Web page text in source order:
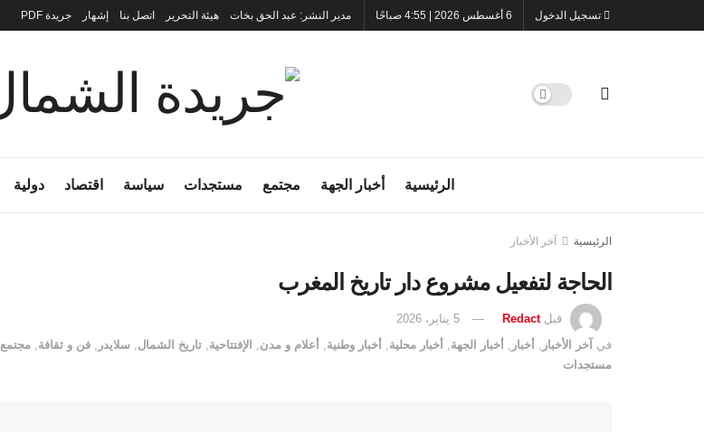
تسجيل الدخول 6 أغسطس 2026 | 4:55 صباحًا مدير النشر: عبد الحق بخات هيئة التحرير اتصل بنا إشهار جريدة PDF
الرئيسية أخبار الجهة مجتمع مستجدات سياسة اقتصاد دولية
الرئيسية آخر الأخبار
الحاجة لتفعيل مشروع دار تاريخ المغرب
قبل Redact
5 يناير، 2026
في آخر الأخبار , أخبار , أخبار الجهة, أخبار محلية, أخبار وطنية, أعلام و مدن, الإفتتاحية, تاريخ الشمال, سلايدر , فن و ثقافة, مجتمع
مستجدات